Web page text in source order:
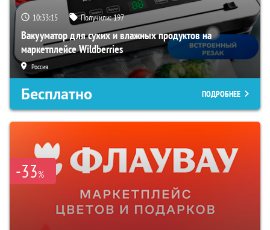
10:33:14 Получили:197
Вакууматор для сухих и влажных продуктов на
маркетплейсе Wildberries
Россия
Бесплатно ПОДРОБНЕЕ
-33%